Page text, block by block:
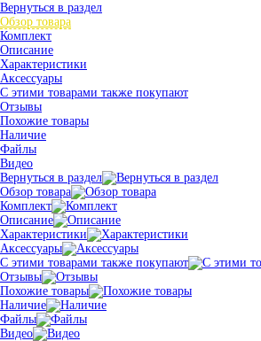
Вернуться в раздел
Обзор товара
Комплект
Описание
Характеристики
Аксессуары
С этими товарами также покупают
Отзывы
Похожие товары
Наличие
Файлы
Видео
Вернуться в раздел
Обзор товара
Комплект
Описание
Характеристики
Аксессуары
С этими товарами также покупают
Отзывы
Похожие товары
Наличие
Файлы
Видео